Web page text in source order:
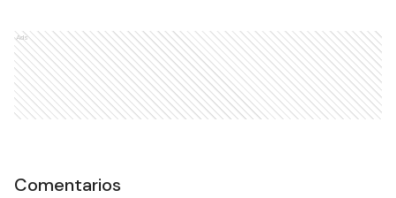
Ads
Comentarios